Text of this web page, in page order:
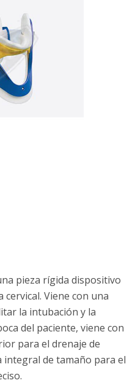
pieza rígida dispositivo
Viene con una
la intubación y la
del paciente, viene con
para el drenaje de
integral de tamaño para el